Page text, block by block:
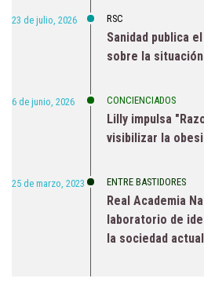
23 de julio, 2026 RSC
Sanidad publica
sobre la situación
6 de junio, 2026 CONCIENCIADOS
Lilly impulsa
visibilizar la
25 de marzo, 2023 ENTRE BASTIDORES
Real Academia
laboratorio de
la sociedad actual